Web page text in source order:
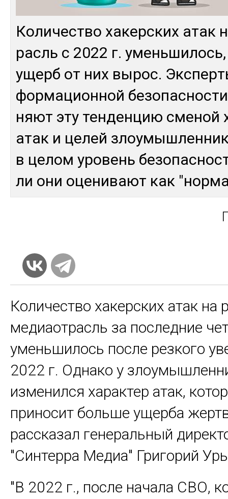
Ко­личес­тво ха­кер­ских атак
расль с 2022 г.
ущерб от них вы­рос.
фор­ма­цион­ной
няют эту тен­ден­цию сме­ной
атак и це­лей
в це­лом уро­вень
ли они оце­нивают как
Количество хакерских атак на
медиаотрасль за последние
уменьшилось после резкого
2022 г. Однако у
изменился характер атак,
приносит больше ущерба
рассказал генеральный
"Синтерра Медиа" Григорий
"В 2022 г., после начала СВО,